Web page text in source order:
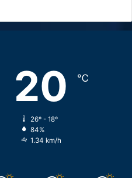
20 ℃
26º - 18º
84%
1.34 km/h